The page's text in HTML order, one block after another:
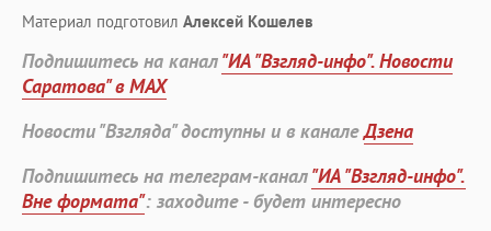
Материал подготовил Алексей Кошелев
Подпишитесь на канал"ИА "Взгляд-инфо". Новости
Саратова" в MAX
Новости "Взгляда" доступны и в каналеДзена
Подпишитесь на телеграм-канал"ИА "Взгляд-инфо".
Вне формата": заходите - будет интересно